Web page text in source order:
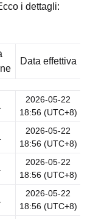
i dettagli:
Data effettiva
2026-05-22
18:56 (UTC+8)
2026-05-22
18:56 (UTC+8)
2026-05-22
18:56 (UTC+8)
2026-05-22
18:56 (UTC+8)